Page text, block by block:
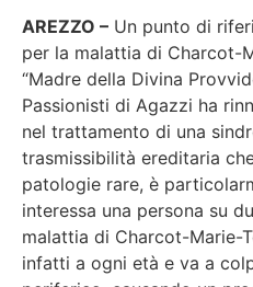
AREZZO – Un punto di
per la malattia di Charcot-
“Madre della Divina
Passionisti di Agazzi ha
nel trattamento di una
trasmissibilità ereditaria
patologie rare, è
interessa una persona su
malattia di Charcot-Marie-
infatti a ogni età e va a